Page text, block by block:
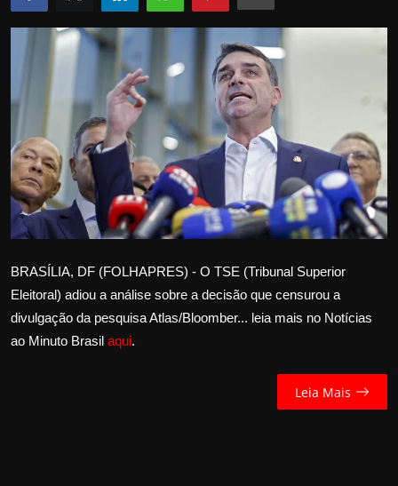
Economia
Cultura
Internacional
APOIE
Educação
Política
Saúde
BRASÍLIA, DF (FOLHAPRES) - O TSE (Tribunal Superior
Eleitoral) adiou a análise sobre a decisão que censurou a
divulgação da pesquisa Atlas/Bloomber... leia mais no Notícias
ao Minuto Brasil aqui.
Leia Mais